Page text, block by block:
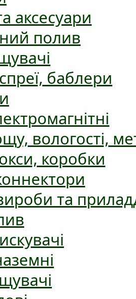
аксесуари
полив
баблери
вологості,
коробки
та